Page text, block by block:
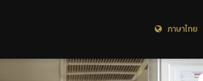
ภาษาไท